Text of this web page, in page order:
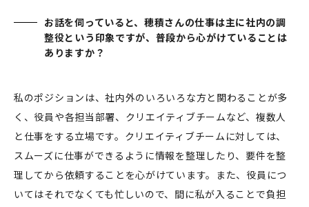
お話を伺っていると、穂積さんの仕事は主に社内の調
整役という印象ですが、普段から心がけていることは
ありますか？
私のポジションは、社内外のいろいろな方と関わることが多
く、役員や各担当部署、クリエイティブチームなど、複数人
と仕事をする立場です。クリエイティブチームに対しては、
スムーズに仕事ができるように情報を整理したり、要件を整
理してから依頼することを心がけています。また、役員につ
いてはそれでなくても忙しいので、間に私が入ることで負担